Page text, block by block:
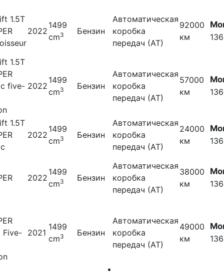
1.5T
2022
1499
cm3 Бензин
Автоматическая
коробка
передач (АТ)
92000
км
1.5T
five- 2022
1499
cm3 Бензин
Автоматическая
коробка
передач (АТ)
57000
км
1.5T
2022
1499
cm3 Бензин
Автоматическая
коробка
передач (АТ)
24000
км
2022
1499
cm3 Бензин
Автоматическая
коробка
передач (АТ)
38000
км
Five- 2021
1499
cm3 Бензин
Автоматическая
коробка
передач (АТ)
49000
км